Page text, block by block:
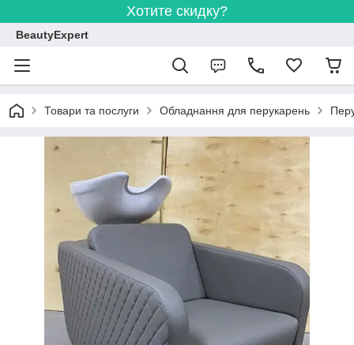
Хотите скидку?
BeautyExpert
Товари та послуги Обладнання для перукарень